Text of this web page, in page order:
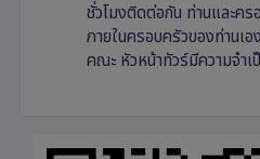
ชั่วโมงติดต่อกัน ท่านและค
ภายในครอบครัวของท่านเอ
คณะ หัวหน้าทัวร์มีความจำ